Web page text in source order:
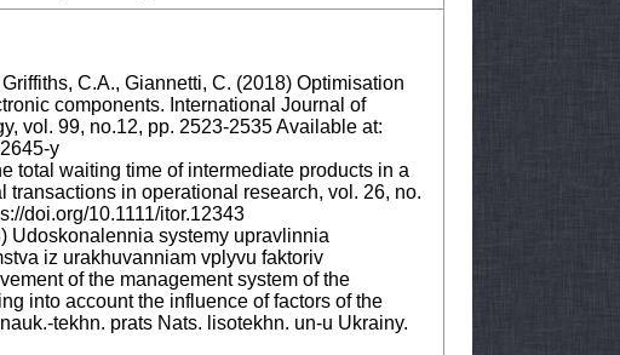
C.A., Giannetti, C. (2018) Optimisation
components. International Journal of
vol. 99, no.12, pp. 2523-2535 Available at:
y
total waiting time of intermediate products in a
transactions in operational research, vol. 26, no.
doi.org/10.1111/itor.12343
Udoskonalennia systemy upravlinnia
iz urakhuvanniam vplyvu faktoriv
of the management system of the
into account the influence of factors of the
tekhn. prats Nats. lisotekhn. un-u Ukrainy.